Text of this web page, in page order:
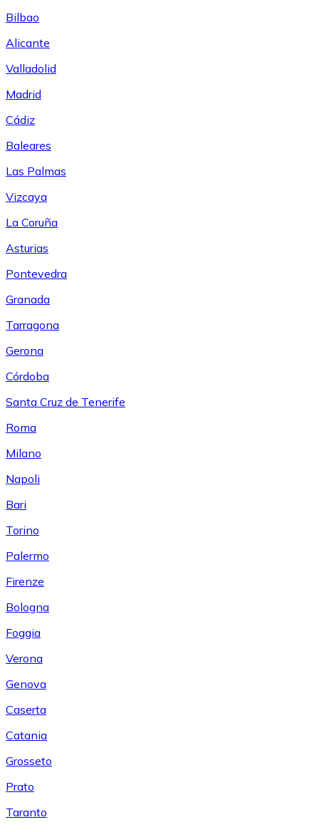
Bilbao
Alicante
Valladolid
Madrid
Cádiz
Baleares
Las Palmas
Vizcaya
La Coruña
Asturias
Pontevedra
Granada
Tarragona
Gerona
Córdoba
Santa Cruz de Tenerife
Roma
Milano
Napoli
Bari
Torino
Palermo
Firenze
Bologna
Foggia
Verona
Genova
Caserta
Catania
Grosseto
Prato
Taranto